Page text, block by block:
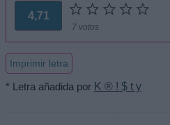
4,71
7 votos
Imprimir letra
* Letra añadida por K ® ! $ t y